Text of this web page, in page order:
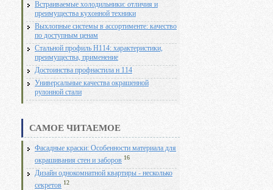
Встраиваемые холодильники: отличия и
преимущества кухонной техники
Выхлопные системы в ассортименте: качество
по доступным ценам
Стальной профиль Н114: характеристики,
преимущества, применение
Достоинства профнастила н 114
Универсальные качества окрашенной
рулонной стали
САМОЕ ЧИТАЕМОЕ
Фасадные краски: Особенности материала для
окрашивания стен и заборов 16
Дизайн однокомнатной квартиры - несколько
секретов 12